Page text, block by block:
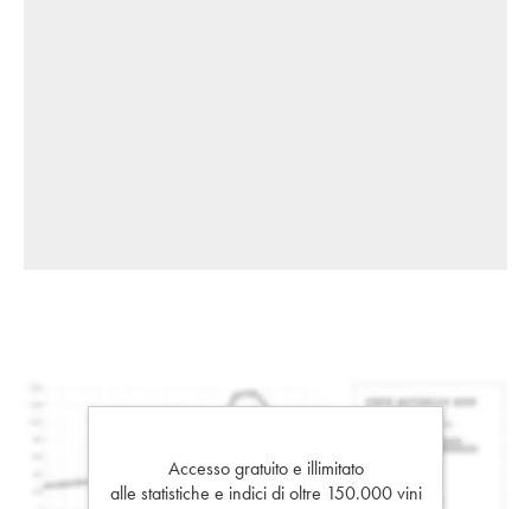
Accesso gratuito e illimitato
alle statistiche e indici di oltre 150.000 vini